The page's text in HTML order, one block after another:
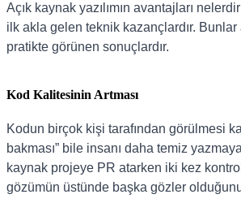
Açık kaynak yazılımın avantajları
ilk akla gelen teknik kazançlardır. Bunlar
pratikte görünen sonuçlardır.
Kod Kalitesinin Artması
Kodun birçok kişi tarafından görülmesi
bakması” bile insanı daha temiz
kaynak projeye PR atarken iki kez
gözümün üstünde başka gözler